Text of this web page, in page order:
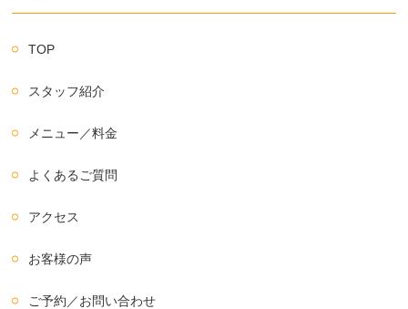
TOP
スタッフ紹介
メニュー／料金
よくあるご質問
アクセス
お客様の声
ご予約／お問い合わせ